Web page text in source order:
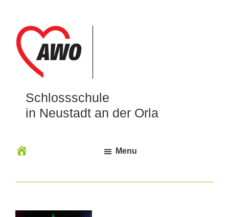
Schlossschule
in Neustadt an der Orla
Menu